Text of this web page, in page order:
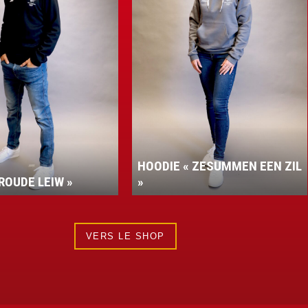
ZESUMMEN EEN ZIL
VESTE PERFORMANCE
VERS LE SHOP